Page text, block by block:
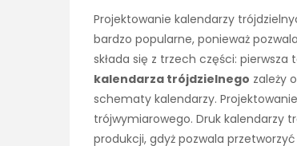
Projektowanie kalendarzy
bardzo popularne, ponieważ
składa się z trzech części:
kalendarza trójdzielnego zależy
schematy kalendarzy.
trójwymiarowego. Druk kalendarzy
produkcji, gdyż pozwala